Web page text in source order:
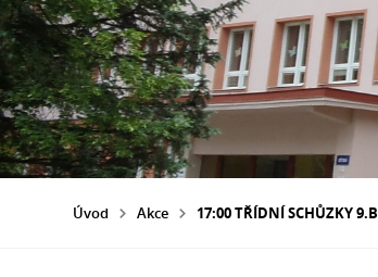
Úvod Akce 17:00 TŘÍDNÍ SCHŮZKY 9.B